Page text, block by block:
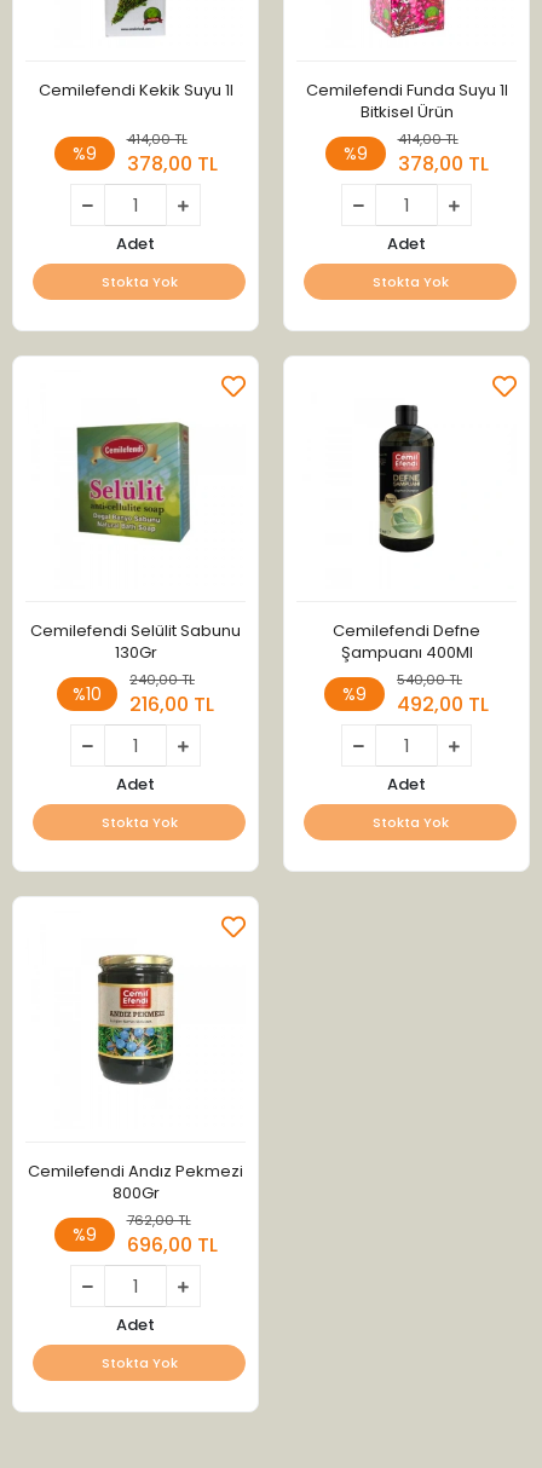
Cemilefendi Kekik Suyu 1l
%9
414,00 TL
378,00 TL
Adet
Stokta Yok
Cemilefendi Funda Suyu 1l
Bitkisel Ürün
%9
414,00 TL
378,00 TL
Adet
Stokta Yok
Cemilefendi Selülit Sabunu
130Gr
%10
240,00 TL
216,00 TL
Adet
Stokta Yok
Cemilefendi Defne
Şampuanı 400Ml
%9
540,00 TL
492,00 TL
Adet
Stokta Yok
Cemilefendi Andız Pekmezi
800Gr
%9
762,00 TL
696,00 TL
Adet
Stokta Yok